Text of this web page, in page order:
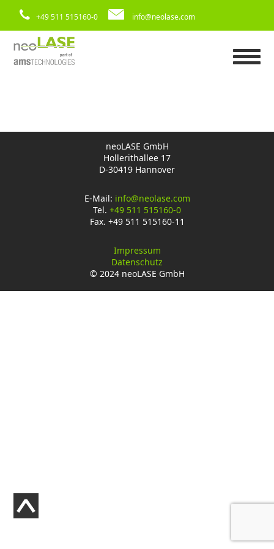
+49 511 515160-0 info@neolase.com
neoLASE GmbH
Hollerithallee 17
D-30419 Hannover
E-Mail: info@neolase.com
Tel. +49 511 515160-0
Fax. +49 511 515160-11
Impressum
Datenschutz
© 2024 neoLASE GmbH